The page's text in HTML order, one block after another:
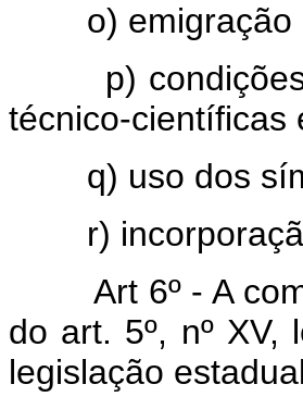
o)
p)
técnico-científicas
q) uso dos
r)
Art 6º - A
do art. 5º, nº XV,
legislação